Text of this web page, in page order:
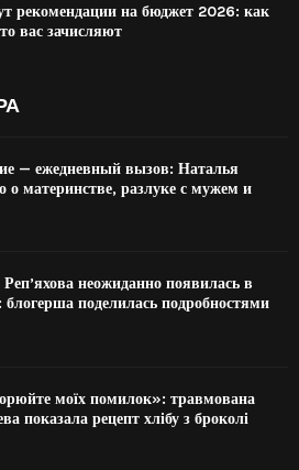
рекомендации на бюджет 2026: как
вас зачисляют
— ежедневный вызов: Наталья
о материнстве, разлуке с мужем и
неожиданно появилась в
блогерша поделилась подробностями
моїх помилок»: травмована
показала рецепт хлібу з броколі